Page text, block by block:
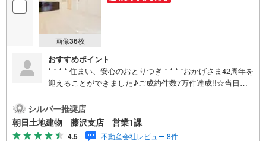
画像36枚
おすすめポイント
* * * * 住まい、安心のおとりつぎ * * * *おかげさま42周年を
迎えることができました♪ご成約件数7万件達成!!☆当日の
分！☆ご予約は『朝日土地建物藤沢店』まで！朝日土地建
物グループは地域密着を合言葉に全13店舗でその地域No.1
を目指しております。広告掲載していない物件も多数ござ
シルバー推奨店
朝日土地建物 藤沢支店 営業1課
4.5 不動産会社レビュー 8件